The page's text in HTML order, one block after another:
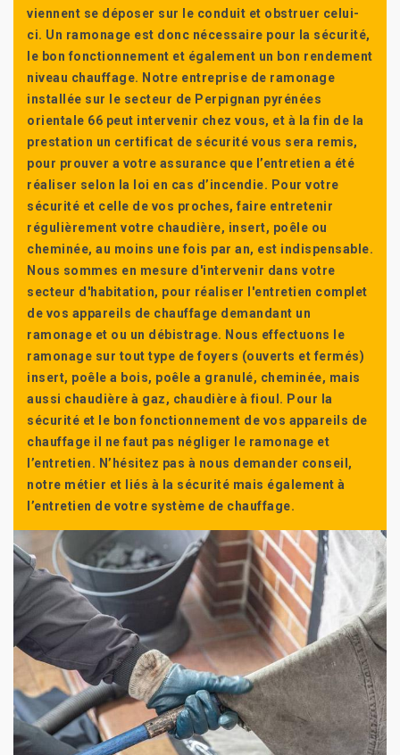
viennent se déposer sur le conduit et obstruer celui-
ci. Un ramonage est donc nécessaire pour la sécurité,
le bon fonctionnement et également un bon rendement
niveau chauffage. Notre entreprise de ramonage
installée sur le secteur de Perpignan pyrénées
orientale 66 peut intervenir chez vous, et à la fin de la
prestation un certificat de sécurité vous sera remis,
pour prouver a votre assurance que l’entretien a été
réaliser selon la loi en cas d’incendie. Pour votre
sécurité et celle de vos proches, faire entretenir
régulièrement votre chaudière, insert, poêle ou
cheminée, au moins une fois par an, est indispensable.
Nous sommes en mesure d'intervenir dans votre
secteur d'habitation, pour réaliser l'entretien complet
de vos appareils de chauffage demandant un
ramonage et ou un débistrage. Nous effectuons le
ramonage sur tout type de foyers (ouverts et fermés)
insert, poêle a bois, poêle a granulé, cheminée, mais
aussi chaudière à gaz, chaudière à fioul. Pour la
sécurité et le bon fonctionnement de vos appareils de
chauffage il ne faut pas négliger le ramonage et
l’entretien. N’hésitez pas à nous demander conseil,
notre métier et liés à la sécurité mais également à
l’entretien de votre système de chauffage.